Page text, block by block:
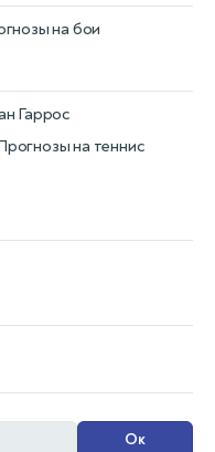
на бои
на теннис
Гаррос
Ок